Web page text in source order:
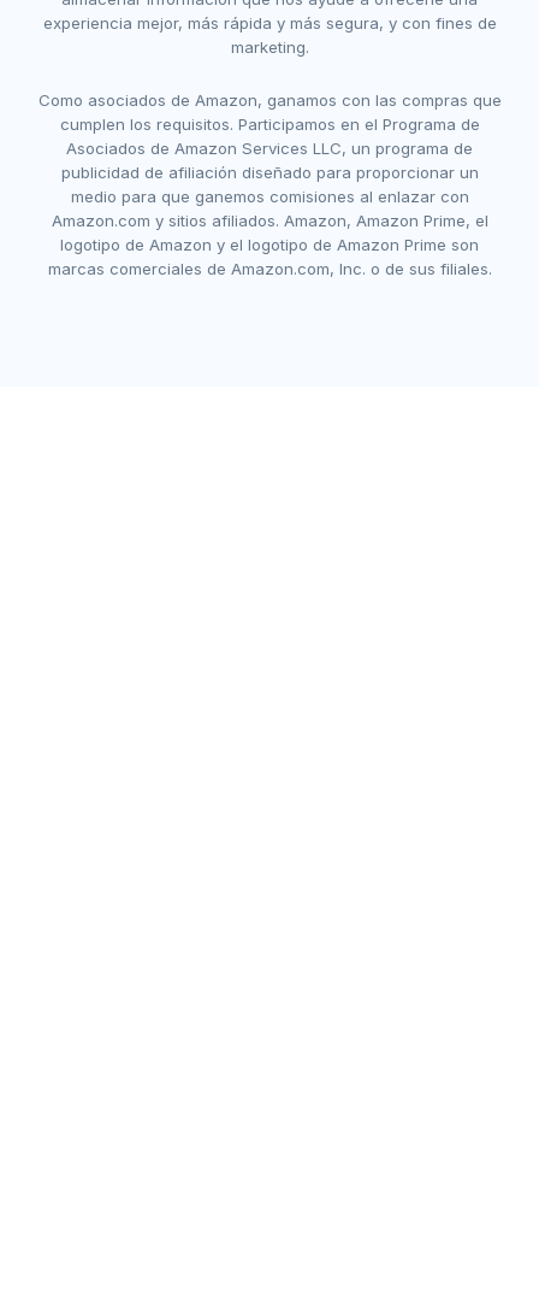
experiencia mejor, más rápida y más segura, y con fines de
marketing.
Como asociados de Amazon, ganamos con las compras que
cumplen los requisitos. Participamos en el Programa de
Asociados de Amazon Services LLC, un programa de
publicidad de afiliación diseñado para proporcionar un
medio para que ganemos comisiones al enlazar con
Amazon.com y sitios afiliados. Amazon, Amazon Prime, el
logotipo de Amazon y el logotipo de Amazon Prime son
marcas comerciales de Amazon.com, Inc. o de sus filiales.